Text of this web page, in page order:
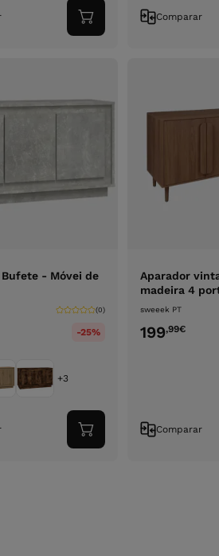
Adicionar
ao
Comparar
- Móvei de
(0)
-25%
+3
Adicionar
ao
Aparador
madeira 4
sweeek PT
199,99€
Comparar